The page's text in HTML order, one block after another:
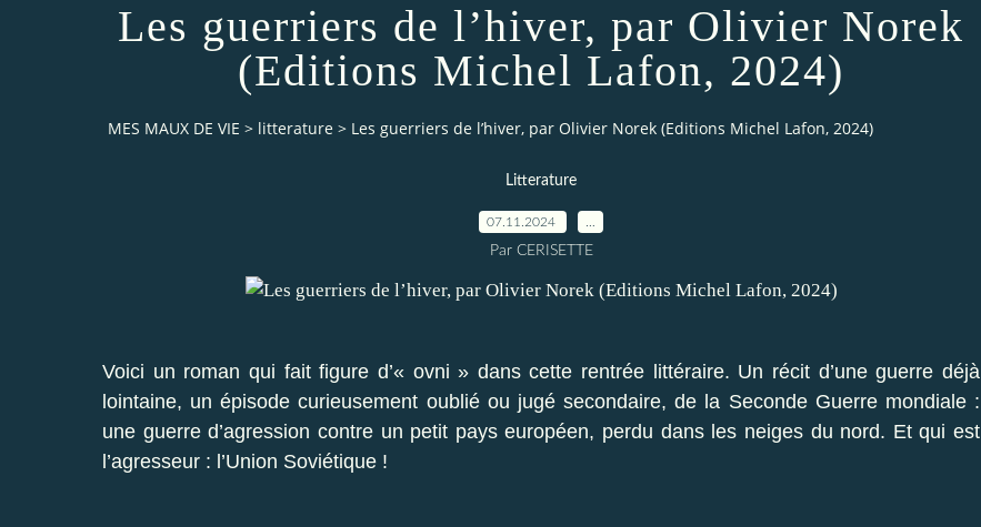
Les guerriers de l’hiver, par Olivier Norek
(Editions Michel Lafon, 2024)
MES MAUX DE VIE > litterature > Les guerriers de l’hiver, par Olivier Norek (Editions Michel Lafon, 2024)
Litterature
07.11.2024
Par CERISETTE
Voici un roman qui fait figure d’« ovni » dans cette rentrée littéraire. Un récit d’une guerre déjà
lointaine, un épisode curieusement oublié ou jugé secondaire, de la Seconde Guerre mondiale :
une guerre d’agression contre un petit pays européen, perdu dans les neiges du nord. Et qui est
l’agresseur : l’Union Soviétique !